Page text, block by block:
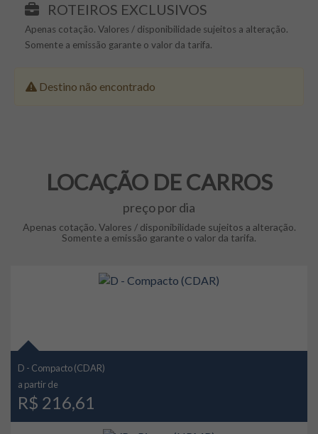
ROTEIROS EXCLUSIVOS
Apenas cotação. Valores / disponibilidade sujeitos a alteração.
Somente a emissão garante o valor da tarifa.
Destino não encontrado
LOCAÇÃO DE CARROS
preço por dia
Apenas cotação. Valores / disponibilidade sujeitos a alteração.
Somente a emissão garante o valor da tarifa.
D - Compacto (CDAR)
a partir de
R$ 216,61